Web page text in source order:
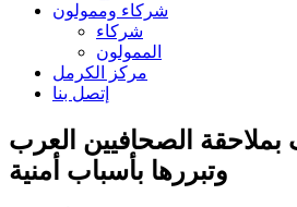
شركاء وممولون
شركاء
الممولون
مركز الكرمل
إتصل بنا
بملاحقة الصحافيين العرب
وتبررها بأسباب أمنية